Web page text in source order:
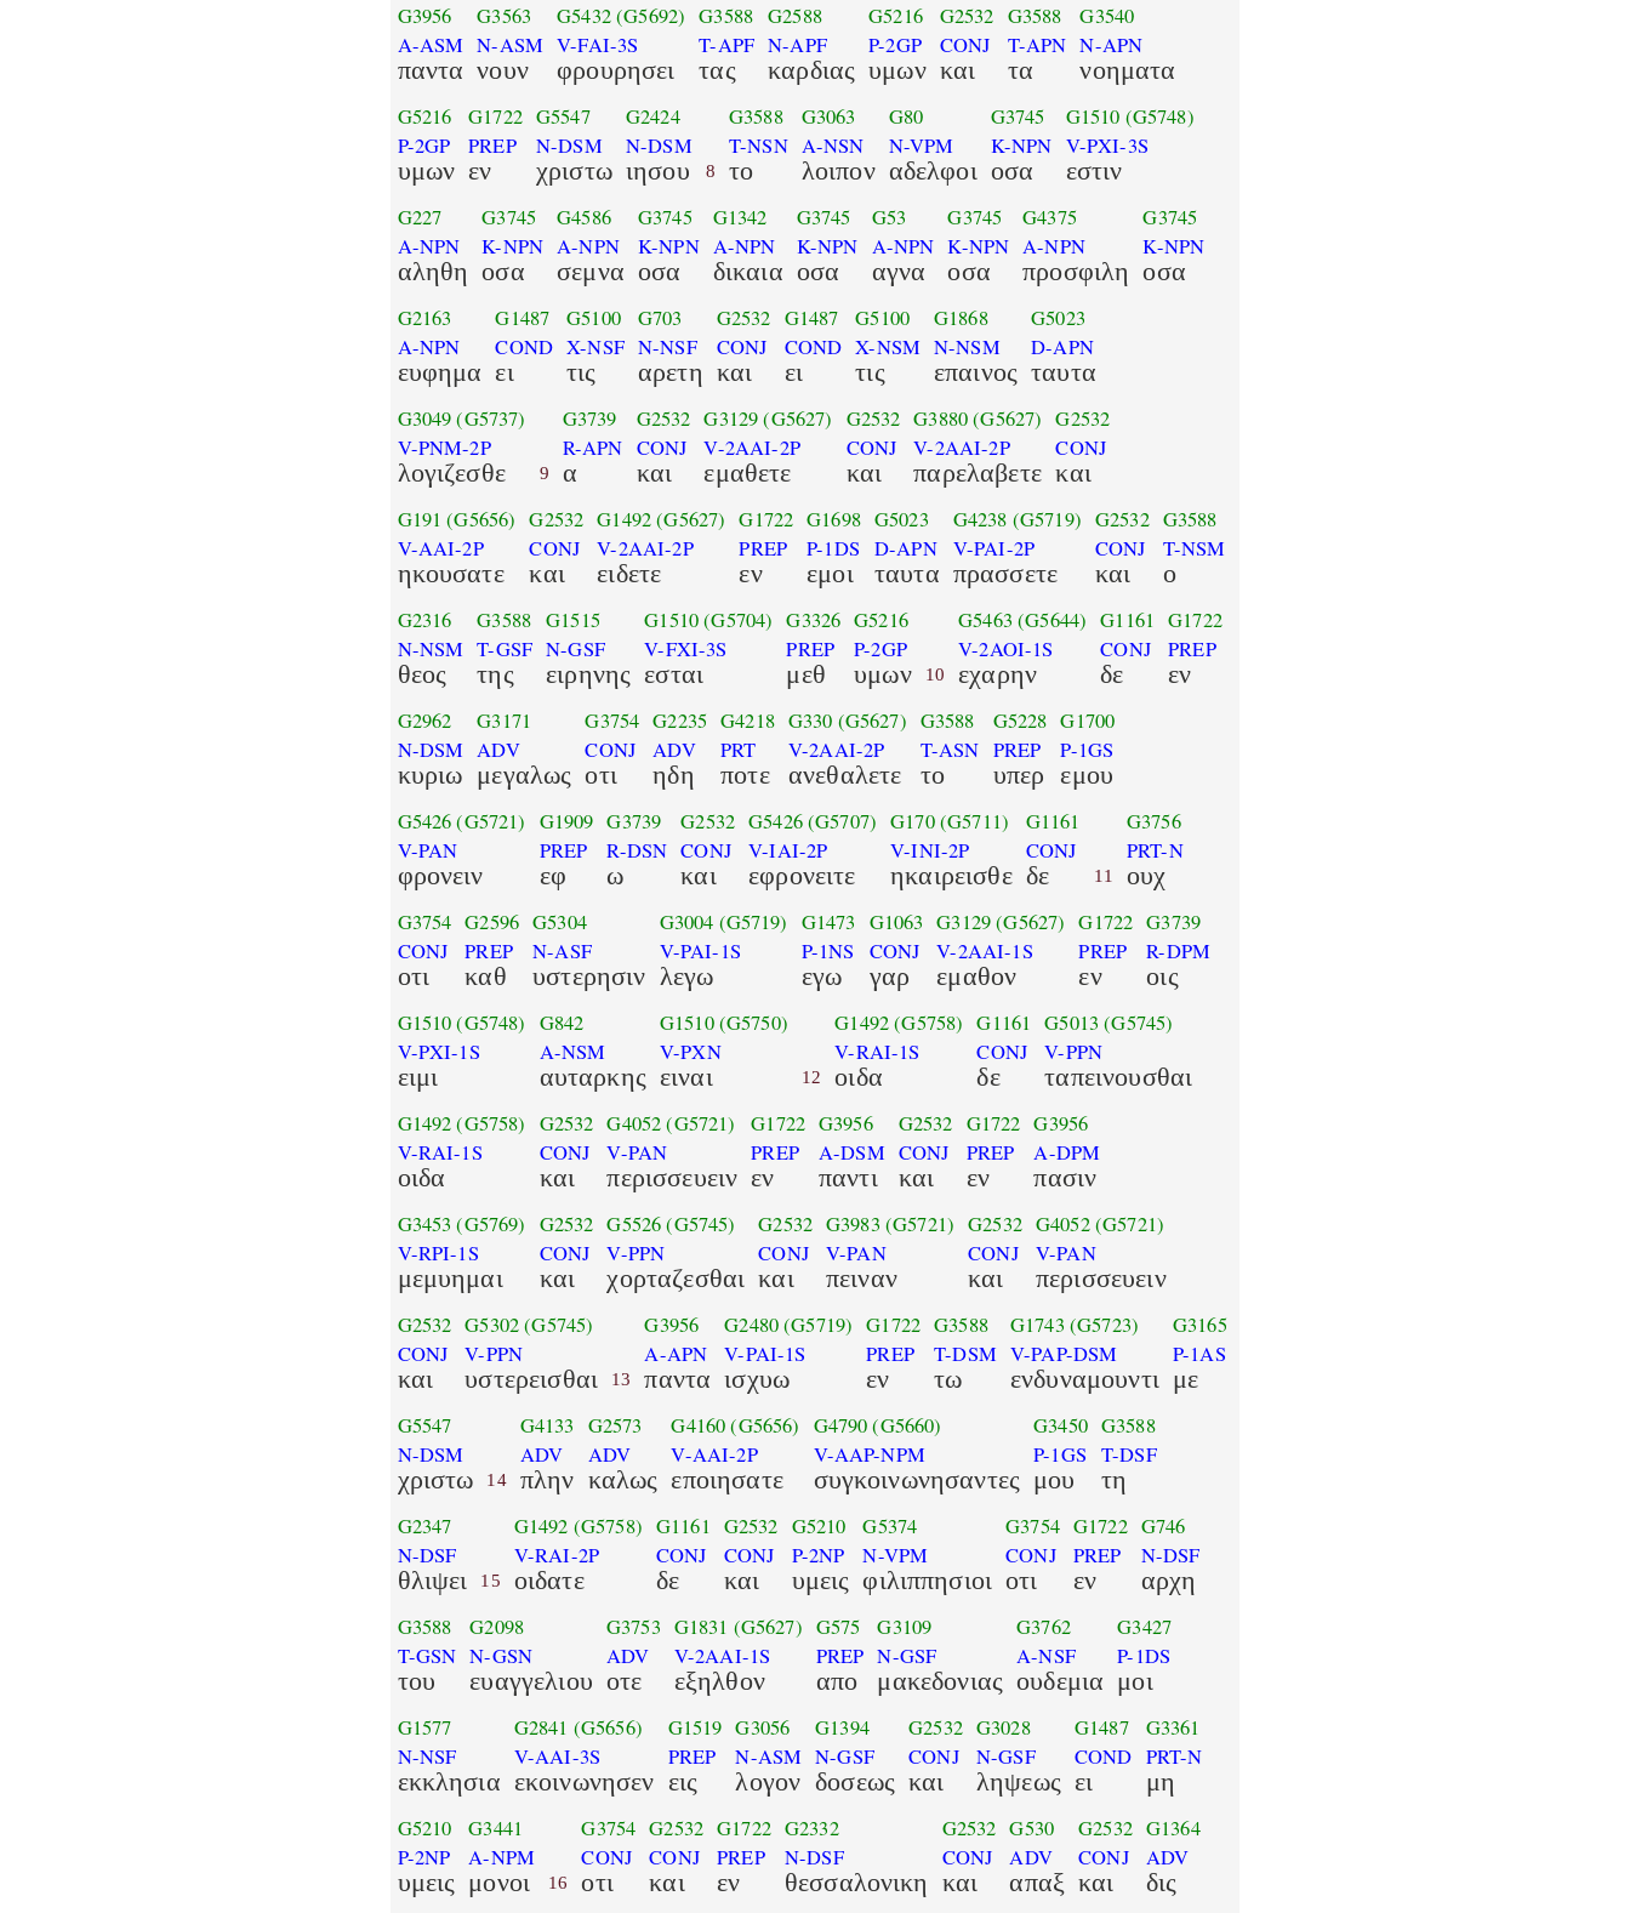
G3956
A-ASM
παντα
G3563
N-ASM
νουν
G5432(G5692)
V-FAI-3S
φρουρησει
G3588
T-APF
τας
G2588
N-APF
καρδιας
G5216
P-2GP
υμων
G2532
CONJ
και
G3588
T-APN
τα
G3540
N-APN
νοηματα
G5216
P-2GP
υμων
G1722
PREP
εν
G5547
N-DSM
χριστω
G2424
N-DSM
ιησου 8
G3588
T-NSN
το
G3063
A-NSN
λοιπον
G80
N-VPM
αδελφοι
G3745
K-NPN
οσα
G1510 (G5748)
V-PXI-3S
εστιν
G227
A-NPN
αληθη
G3745
K-NPN
οσα
G4586
A-NPN
σεμνα
G3745
K-NPN
οσα
G1342
A-NPN
δικαια
G3745
K-NPN
οσα
G53
A-NPN
αγνα
G3745
K-NPN
οσα
G4375
A-NPN
προσφιλη
G3745
K-NPN
οσα
G2163
A-NPN
ευφημα
G1487
COND
ει
G5100
X-NSF
τις
G703
N-NSF
αρετη
G2532
CONJ
και
G1487
COND
ει
G5100
X-NSM
τις
G1868
N-NSM
επαινος
G5023
D-APN
ταυτα
G3049 (G5737)
V-PNM-2P
λογιζεσθε 9
G3739
R-APN
α
G2532
CONJ
και
G3129(G5627)
V-2AAI-2P
εμαθετε
G2532
CONJ
και
G3880(G5627)
V-2AAI-2P
παρελαβετε
G2532
CONJ
και
G191 (G5656)
V-AAI-2P
ηκουσατε
G2532
CONJ
και
G1492(G5627)
V-2AAI-2P
ειδετε
G1722
PREP
εν
G1698
P-1DS
εμοι
G5023
D-APN
ταυτα
G4238 (G5719)
V-PAI-2P
πρασσετε
G2532
CONJ
και
G3588
T-NSM
ο
G2316
N-NSM
θεος
G3588
T-GSF
της
G1515
N-GSF
ειρηνης
G1510(G5704)
V-FXI-3S
εσται
G3326
PREP
μεθ
G5216
P-2GP
υμων 10
G5463 (G5644)
V-2AOI-1S
εχαρην
G1161
CONJ
δε
G1722
PREP
εν
G2962
N-DSM
κυριω
G3171
ADV
μεγαλως
G3754
CONJ
οτι
G2235
ADV
ηδη
G4218
PRT
ποτε
G330 (G5627)
V-2AAI-2P
ανεθαλετε
G3588
T-ASN
το
G5228
PREP
υπερ
G1700
P-1GS
εμου
G5426 (G5721)
V-PAN
φρονειν
G1909
PREP
εφ
G3739
R-DSN
ω
G2532
CONJ
και
G5426(G5707)
V-IAI-2P
εφρονειτε
G170(G5711)
V-INI-2P
ηκαιρεισθε
G1161
CONJ
δε 11
G3756
PRT-N
ουχ
G3754
CONJ
οτι
G2596
PREP
καθ
G5304
N-ASF
υστερησιν
G3004 (G5719)
V-PAI-1S
λεγω
G1473
P-1NS
εγω
G1063
CONJ
γαρ
G3129(G5627)
V-2AAI-1S
εμαθον
G1722
PREP
εν
G3739
R-DPM
οις
G1510 (G5748)
V-PXI-1S
ειμι
G842
A-NSM
αυταρκης
G1510(G5750)
V-PXN
ειναι 12
G1492(G5758)
V-RAI-1S
οιδα
G1161
CONJ
δε
G5013 (G5745)
V-PPN
ταπεινουσθαι
G1492 (G5758)
V-RAI-1S
οιδα
G2532
CONJ
και
G4052(G5721)
V-PAN
περισσευειν
G1722
PREP
εν
G3956
A-DSM
παντι
G2532
CONJ
και
G1722
PREP
εν
G3956
A-DPM
πασιν
G3453 (G5769)
V-RPI-1S
μεμυημαι
G2532
CONJ
και
G5526(G5745)
V-PPN
χορταζεσθαι
G2532
CONJ
και
G3983 (G5721)
V-PAN
πειναν
G2532
CONJ
και
G4052(G5721)
V-PAN
περισσευειν
G2532
CONJ
και
G5302(G5745)
V-PPN
υστερεισθαι 13
G3956
A-APN
παντα
G2480(G5719)
V-PAI-1S
ισχυω
G1722
PREP
εν
G3588
T-DSM
τω
G1743 (G5723)
V-PAP-DSM
ενδυναμουντι
G3165
P-1AS
με
G5547
N-DSM
χριστω 14
G4133
ADV
πλην
G2573
ADV
καλως
G4160(G5656)
V-AAI-2P
εποιησατε
G4790 (G5660)
V-AAP-NPM
συγκοινωνησαντες
G3450
P-1GS
μου
G3588
T-DSF
τη
G2347
N-DSF
θλιψει 15
G1492 (G5758)
V-RAI-2P
οιδατε
G1161
CONJ
δε
G2532
CONJ
και
G5210
P-2NP
υμεις
G5374
N-VPM
φιλιππησιοι
G3754
CONJ
οτι
G1722
PREP
εν
G746
N-DSF
αρχη
G3588
T-GSN
του
G2098
N-GSN
ευαγγελιου
G3753
ADV
οτε
G1831 (G5627)
V-2AAI-1S
εξηλθον
G575
PREP
απο
G3109
N-GSF
μακεδονιας
G3762
A-NSF
ουδεμια
G3427
P-1DS
μοι
G1577
N-NSF
εκκλησια
G2841 (G5656)
V-AAI-3S
εκοινωνησεν
G1519
PREP
εις
G3056
N-ASM
λογον
G1394
N-GSF
δοσεως
G2532
CONJ
και
G3028
N-GSF
ληψεως
G1487
COND
ει
G3361
PRT-N
μη
G5210
P-2NP
υμεις
G3441
A-NPM
μονοι 16
G3754
CONJ
οτι
G2532
CONJ
και
G1722
PREP
εν
G2332
N-DSF
θεσσαλονικη
G2532
CONJ
και
G530
ADV
απαξ
G2532
CONJ
και
G1364
ADV
δις